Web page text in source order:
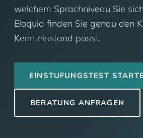
welchem Sprachniveau Sie
Eloquia finden Sie genau den
Kenntnisstand passt.
EINSTUFUNGSTEST
BERATUNG ANFRAGEN